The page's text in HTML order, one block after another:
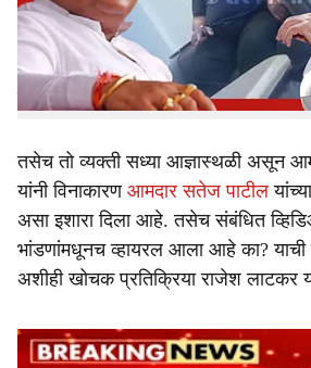
e
स्टिंग ऑपरेशन बाहेर आल्यानंतर राजकीय
आहे. तर ते स्टिंग ऑपरेशन करणाऱ्या
असल्याचा खळबळजनक आरोप
राजेश लाटकर यांनी केला आहे.
तसेच तो व्यक्ती सध्या आज्ञास्थळी असून
यांनी विनाकारण आमदार सतेज पाटील
असा इशारा दिला आहे. तसेच संबंधित
भांडणांमधूनच व्हायरल आला आहे का? याची
अशीही खोचक प्रतिक्रिया राजेश लाटकर